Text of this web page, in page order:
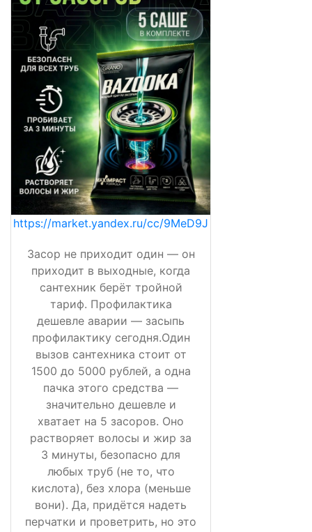
https://market.yandex.ru/cc/9MeD9J
Засор не приходит один — он
приходит в выходные, когда
сантехник берёт тройной
тариф. Профилактика
дешевле аварии — засыпь
профилактику сегодня.Один
вызов сантехника стоит от
1500 до 5000 рублей, а одна
пачка этого средства —
значительно дешевле и
хватает на 5 засоров. Оно
растворяет волосы и жир за
3 минуты, безопасно для
любых труб (не то, что
кислота), без хлора (меньше
вони). Да, придётся надеть
перчатки и проветрить, но это